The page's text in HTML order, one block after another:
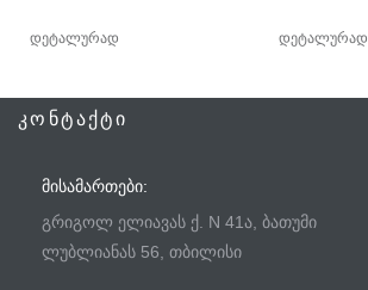
დეტალურად დეტალურად
ᲙᲝᲜᲢᲐᲥᲢᲘ
ᲛᲘᲡᲐᲛᲐᲠᲗᲔᲑᲘ:
გრიგოლ ელიავას ქ. N 41ა, ბათუმი
ლუბლიანას 56, თბილისი